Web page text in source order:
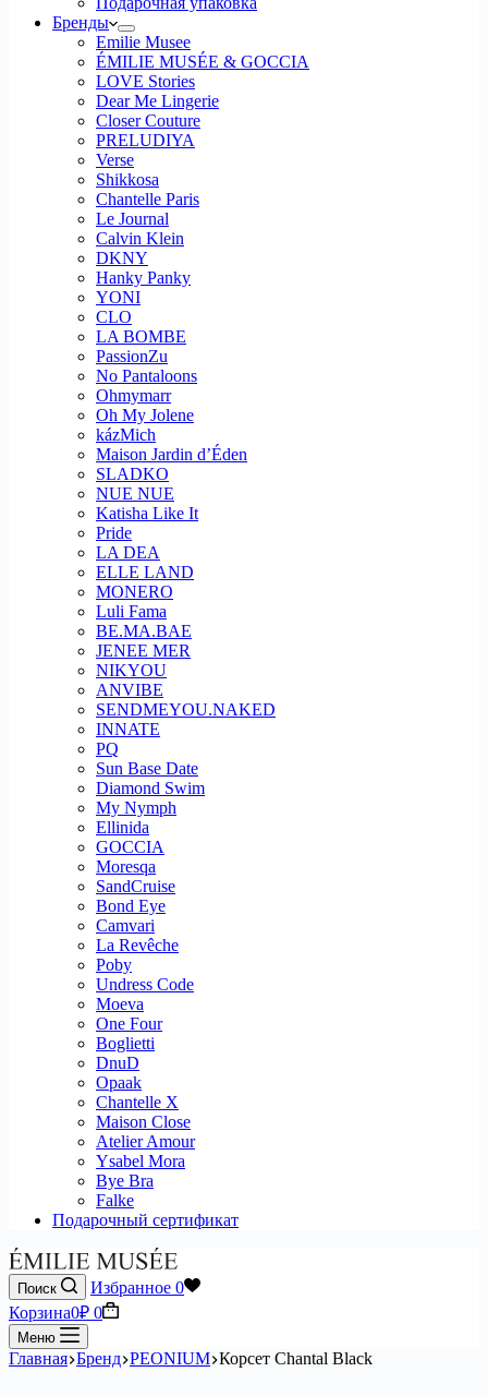
Бренды
Emilie Musee
ÉMILIE MUSÉE & GOCCIA
LOVE Stories
Dear Me Lingerie
Closer Couture
PRELUDIYA
Verse
Shikkosa
Chantelle Paris
Le Journal
Calvin Klein
DKNY
Hanky Panky
YONI
CLO
LA BOMBE
PassionZu
No Pantaloons
Ohmymarr
Oh My Jolene
kázMich
Maison Jardin d’Éden
SLADKO
NUE NUE
Katisha Like It
Pride
LA DEA
ELLE LAND
MONERO
Luli Fama
BE.MA.BAE
JENEE MER
NIKYOU
ANVIBE
SENDMEYOU.NAKED
INNATE
PQ
Sun Base Date
Diamond Swim
My Nymph
Ellinida
GOCCIA
Moresqa
SandCruise
Bond Eye
Camvari
La Revêche
Poby
Undress Code
Moeva
One Four
Boglietti
DnuD
Opaak
Chantelle X
Maison Close
Atelier Amour
Ysabel Mora
Bye Bra
Falke
Подарочный сертификат
Поиск Избранное 0
Корзина0₽ 0
Меню
Главная Бренд PEONIUM Корсет Chantal Black